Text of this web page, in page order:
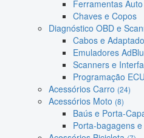
Ferramentas
Chaves e Copos
Diagnóstico OBD e
Cabos e
Emuladores
Scanners e
Programação
Acessórios Carro (24)
Acessórios Moto (8)
Baús e Porta-
Porta-bagagens